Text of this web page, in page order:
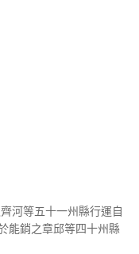
河等五十一州縣行運自
能銷之章邱等四十州縣